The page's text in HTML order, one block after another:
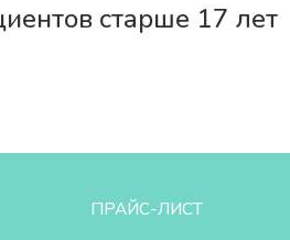
старше 17 лет
ПРАЙС-ЛИСТ